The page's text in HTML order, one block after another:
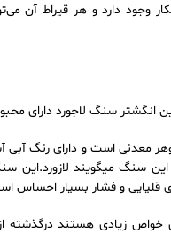
انگشتر سنگ لاجورد دارای
معدنی است و دارای رنگ آبی
این سنگ میگویند لازورد.این
قلیایی و فشار بسیار احساس
خواص زیادی هستند